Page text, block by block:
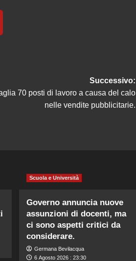
Successivo:
70 posti di lavoro a causa del calo
nelle vendite pubblicitarie.
Scuola e Università
Governo annuncia nuove
assunzioni di docenti, ma
ci sono aspetti critici da
considerare.
Germana Bevilacqua
6 Agosto 2026 : 23:30